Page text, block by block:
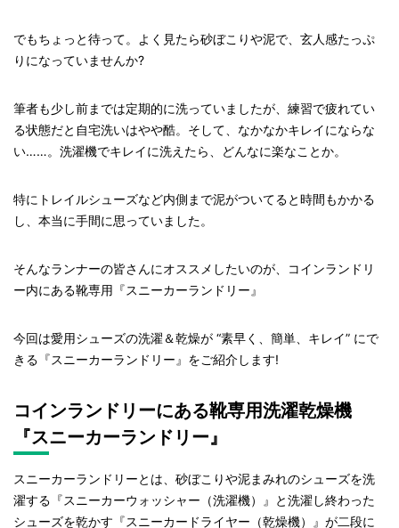
でもちょっと待って。よく見たら砂ぼこりや泥で、玄人感たっぷ
りになっていませんか?
筆者も少し前までは定期的に洗っていましたが、練習で疲れてい
る状態だと自宅洗いはやや酷。そして、なかなかキレイにならな
い……。洗濯機でキレイに洗えたら、どんなに楽なことか。
特にトレイルシューズなど内側まで泥がついてると時間もかかる
し、本当に手間に思っていました。
そんなランナーの皆さんにオススメしたいのが、コインランドリ
ー内にある靴専用『スニーカーランドリー』
今回は愛用シューズの洗濯＆乾燥が “素早く、簡単、キレイ” にで
きる『スニーカーランドリー』をご紹介します!
コインランドリーにある靴専用洗濯乾燥機
『スニーカーランドリー』
スニーカーランドリーとは、砂ぼこりや泥まみれのシューズを洗
濯する『スニーカーウォッシャー（洗濯機）』と洗濯し終わった
シューズを乾かす『スニーカードライヤー（乾燥機）』が二段に